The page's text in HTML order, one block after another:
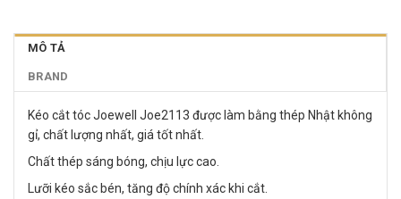
MÔ TẢ
BRAND
Kéo cắt tóc Joewell Joe2113 được làm bằng thép Nhật không
gỉ, chất lượng nhất, giá tốt nhất.
Chất thép sáng bóng, chịu lực cao.
Lưỡi kéo sắc bén, tăng độ chính xác khi cắt.